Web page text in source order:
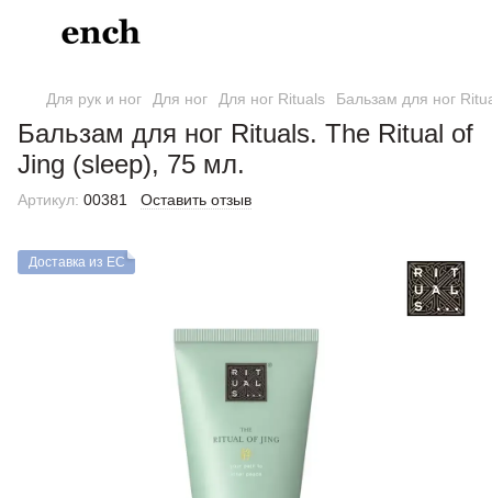
Для рук и ног Для ног Для ног Rituals Бальзам для ног
Бальзам для ног Rituals. The Ritual of
Jing (sleep), 75 мл.
Артикул: 00381 Оставить отзыв
Доставка из ЕС